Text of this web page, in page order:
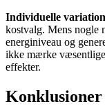
Individuelle
kostvalg. Mens nogle
energiniveau og
ikke mærke
effekter.
Konklusioner